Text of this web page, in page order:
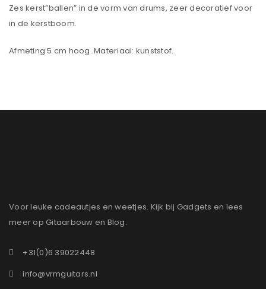
Zes kerst”ballen” in de vorm van drums, zeer decoratief voor
in de kerstboom.
Afmeting 5 cm hoog. Materiaal: kunststof.
Voor leuke cadeautjes en weetjes. Kijk bij Gadgets en lees
meer op Gitaarbouw en Blog.
+31(0)6 39022448
info@vrmguitars.nl